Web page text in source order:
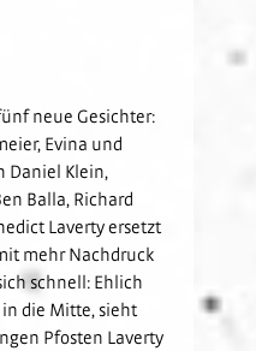
neue Gesichter:
Evina und
Daniel Klein,
Balla, Richard
Laverty ersetzt
mehr Nachdruck
schnell: Ehlich
die Mitte, sieht
Pfosten Laverty